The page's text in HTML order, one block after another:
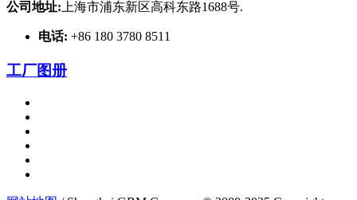
公司地址: 上海市浦东新区高科东路1688号.
电话: +86 180 3780 8511
工厂图册